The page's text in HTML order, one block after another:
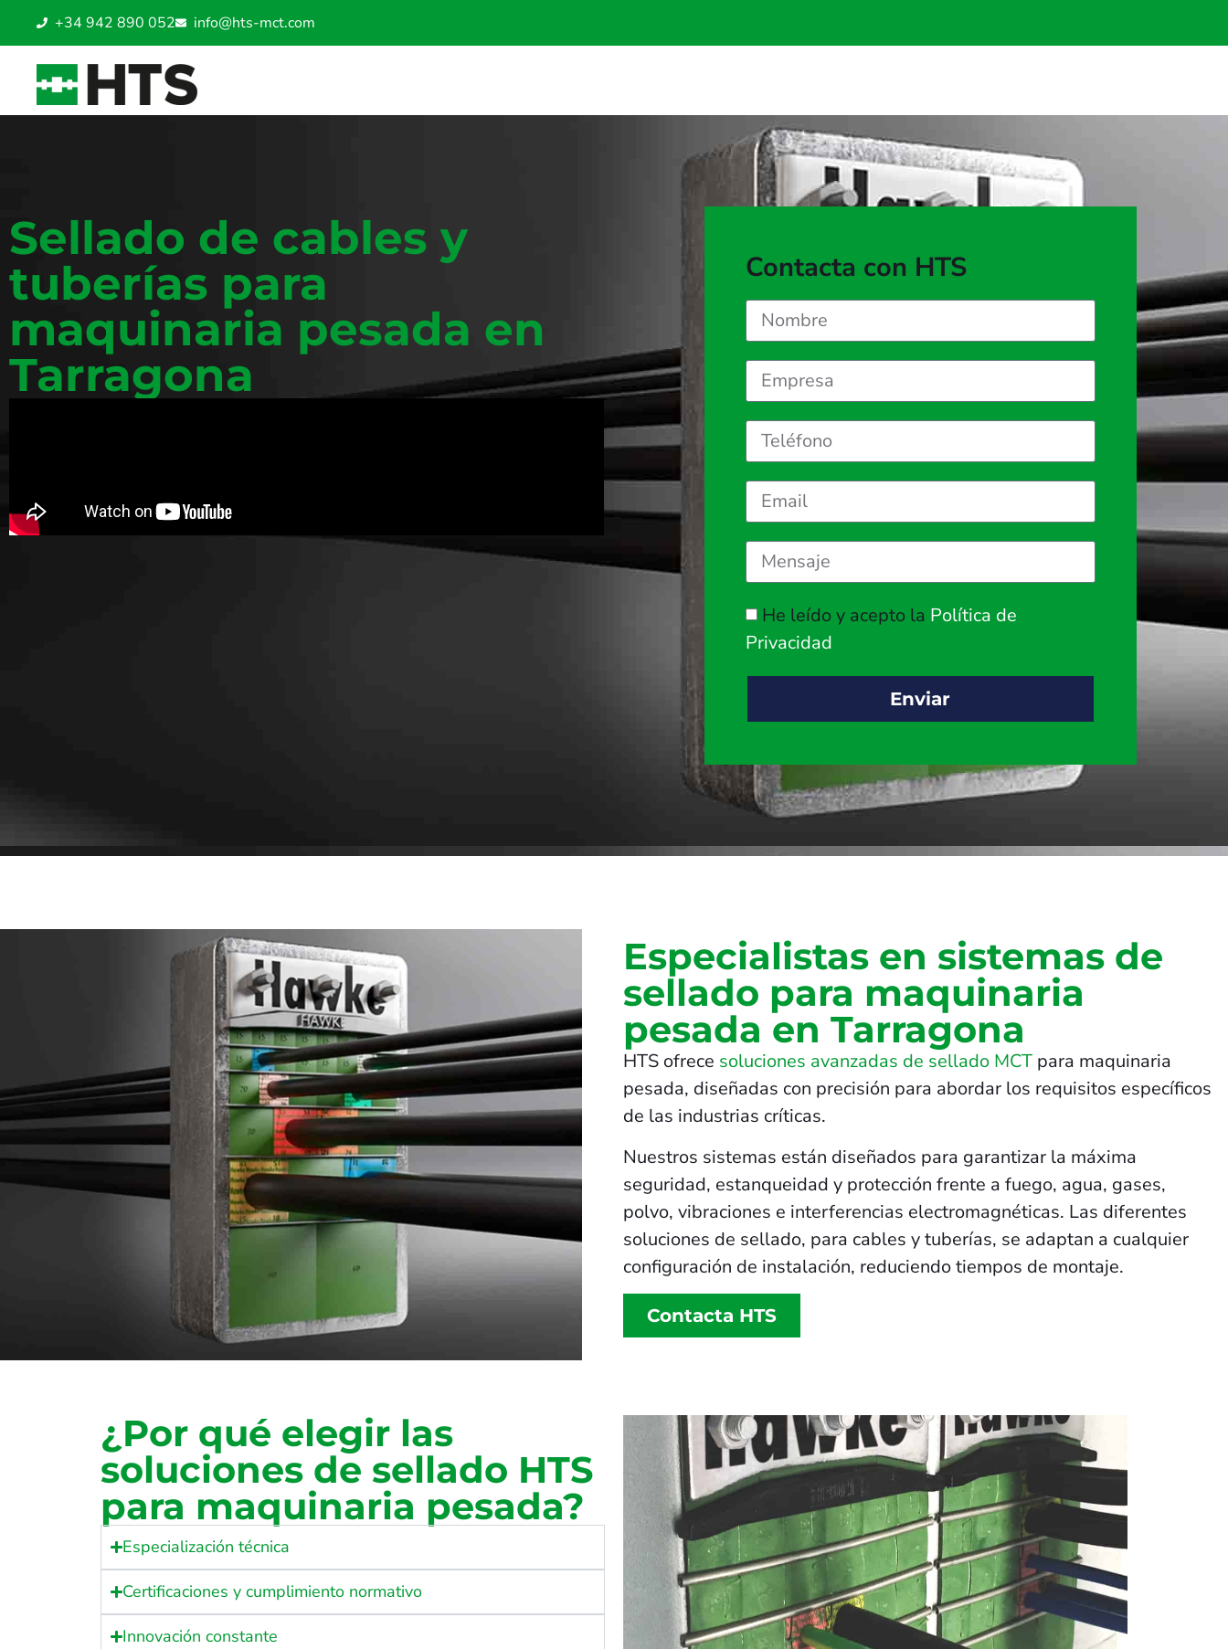
+34 942 890 052 info@hts-mct.com
Sellado de cables y
tuberías para
maquinaria pesada en
Tarragona
Contacta con HTS
He leído y acepto la Política de
Privacidad
Enviar
Especialistas en sistemas de
sellado para maquinaria
pesada en Tarragona
HTS ofrece soluciones avanzadas de sellado MCT para maquinaria
pesada, diseñadas con precisión para abordar los requisitos específicos
de las industrias críticas.
Nuestros sistemas están diseñados para garantizar la máxima
seguridad, estanqueidad y protección frente a fuego, agua, gases,
polvo, vibraciones e interferencias electromagnéticas. Las diferentes
soluciones de sellado, para cables y tuberías, se adaptan a cualquier
configuración de instalación, reduciendo tiempos de montaje.
Contacta HTS
¿Por qué elegir las
soluciones de sellado HTS
para maquinaria pesada?
Especialización técnica
Certificaciones y cumplimiento normativo
Innovación constante